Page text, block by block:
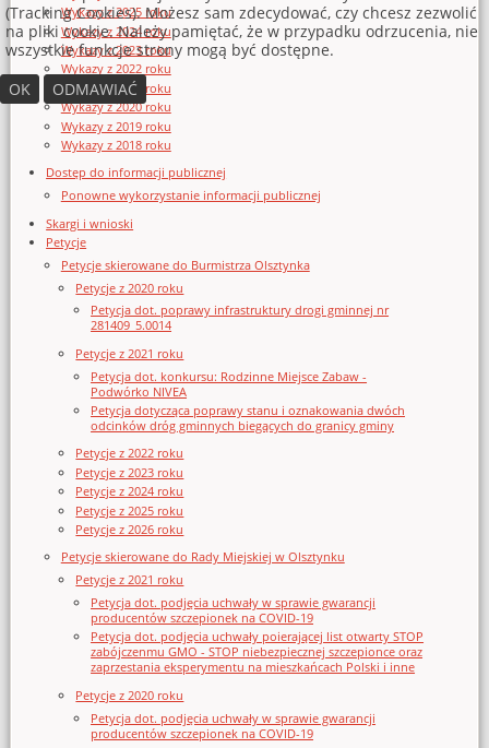
Wykazy z 2025 roku
Wykazy z 2024 roku
Wykazy z 2023 roku
Wykazy z 2022 roku
Wykazy z 2021 roku
Wykazy z 2020 roku
Wykazy z 2019 roku
Wykazy z 2018 roku
Dostęp do informacji publicznej
Ponowne wykorzystanie informacji publicznej
Skargi i wnioski
Petycje
Petycje skierowane do Burmistrza Olsztynka
Petycje z 2020 roku
Petycja dot. poprawy infrastruktury drogi gminnej nr
281409_5.0014
Petycje z 2021 roku
Petycja dot. konkursu: Rodzinne Miejsce Zabaw -
Podwórko NIVEA
Petycja dotycząca poprawy stanu i oznakowania dwóch
odcinków dróg gminnych biegących do granicy gminy
Petycje z 2022 roku
Petycje z 2023 roku
Petycje z 2024 roku
Petycje z 2025 roku
Petycje z 2026 roku
Petycje skierowane do Rady Miejskiej w Olsztynku
Petycje z 2021 roku
Petycja dot. podjęcia uchwały w sprawie gwarancji
producentów szczepionek na COVID-19
Petycja dot. podjęcia uchwały poierającej list otwarty STOP
zabójczenmu GMO - STOP niebezpiecznej szczepionce oraz
zaprzestania eksperymentu na mieszkańcach Polski i inne
Petycje z 2020 roku
Petycja dot. podjęcia uchwały w sprawie gwarancji
producentów szczepionek na COVID-19
(Tracking Cookies). Możesz sam zdecydować, czy chcesz zezwolić
na pliki cookie. Należy pamiętać, że w przypadku odrzucenia, nie
wszystkie funkcje strony mogą być dostępne.
OK
ODMAWIAĆ